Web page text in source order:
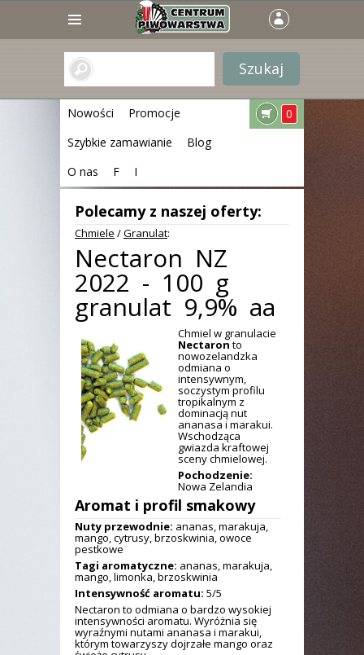
Nowości
Promocje
Szybkie zamawianie
Blog
O nas
F I
0
Polecamy z naszej oferty:
Chmiele /Granulat:
Nectaron NZ
2022 - 100 g
granulat 9,9% aa
Chmiel w granulacie
Nectaronto
nowozelandzka
odmiana o
intensywnym,
soczystym profilu
tropikalnym z
dominacją nut
ananasa i marakui.
Wschodząca
gwiazda kraftowej
sceny chmielowej.
Pochodzenie:
Nowa Zelandia
Aromat i profil smakowy
Nuty przewodnie: ananas, marakuja,
mango, cytrusy, brzoskwinia, owoce
pestkowe
Tagi aromatyczne: ananas, marakuja,
mango, limonka, brzoskwinia
Intensywność aromatu: 5/5
Nectaron to odmiana o bardzo wysokiej
intensywności aromatu. Wyróżnia się
wyraźnymi nutami ananasa i marakui,
którym towarzyszy dojrzałe mango oraz